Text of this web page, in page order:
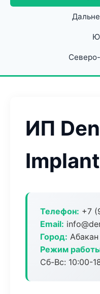
ИП
Implant
Телефон: +7
Email:
Город: Абакан
Режим
Сб-Вс: 10:00-